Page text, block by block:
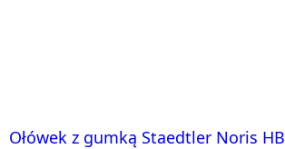
Ołówek z gumką Staedtler Noris HB